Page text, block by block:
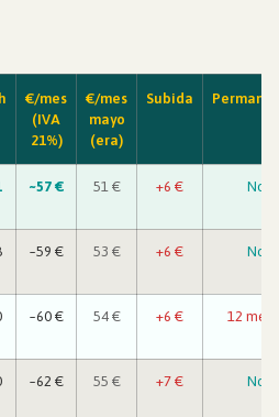
€/mes
(IVA
21%)
€/mes
mayo
(era)
Subida
~57 € 51 € +6 € No
~59 € 53 € +6 € No
~60 € 54 € +6 € 12
~62 € 55 € +7 € No